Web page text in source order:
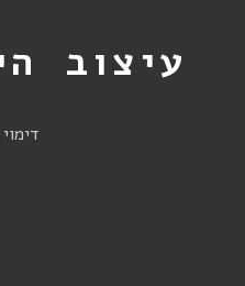
עיצוב